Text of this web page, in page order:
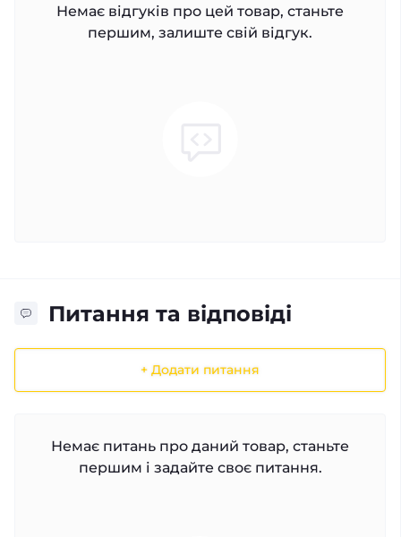
Немає відгуків про цей товар, станьте
першим, залиште свій відгук.
Питання та відповіді
+ Додати питання
Немає питань про даний товар, станьте
першим і задайте своє питання.